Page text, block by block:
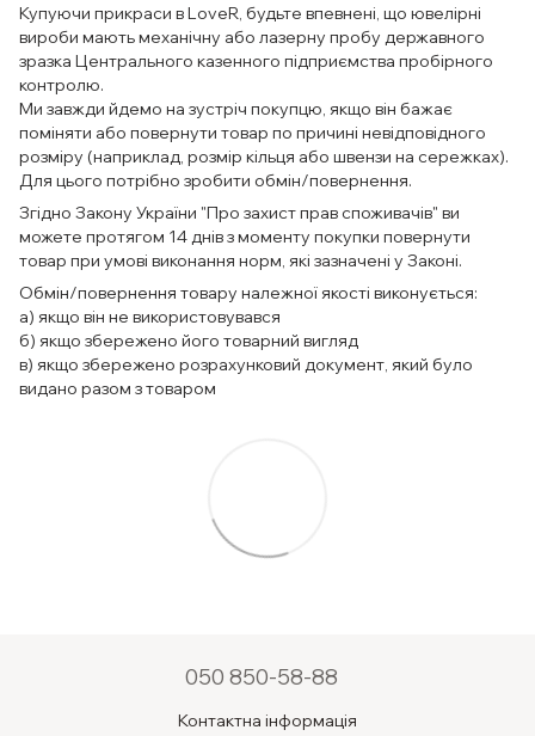
Купуючи прикраси в LoveR, будьте впевнені, що ювелірні
вироби мають механічну або лазерну пробу державного
зразка Центрального казенного підприємства пробірного
контролю.
Ми завжди йдемо на зустріч покупцю, якщо він бажає
поміняти або повернути товар по причині невідповідного
розміру (наприклад, розмір кільця або швензи на сережках).
Для цього потрібно зробити обмін/повернення.
Згідно Закону України "Про захист прав споживачів" ви
можете протягом 14 днів з моменту покупки повернути
товар при умові виконання норм, які зазначені у Законі.
Обмін/повернення товару належної якості виконується:
а) якщо він не використовувався
б) якщо збережено його товарний вигляд
в) якщо збережено розрахунковий документ, який було
видано разом з товаром
050 850-58-88
Контактна інформація